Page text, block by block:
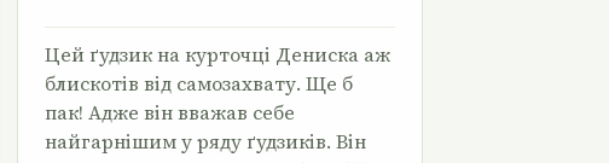
Цей ґудзик на курточці Дениска аж
блискотів від самозахвату. Ще б
пак! Адже він вважав себе
найгарнішим у ряду ґудзиків. Він